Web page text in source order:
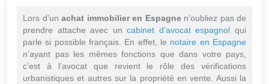
Lors d’un achat immobilier en Espagnen’oubliez pas de
prendre attache avec uncabinet d’avocat espagnol qui
parle si possible français. En effet, le notaire en Espagne
n’ayant pas les mêmes fonctions que dans votre pays,
c’est à l’avocat que revient le rôle des vérifications
urbanistiques et autres sur la propriété en vente. Aussi la